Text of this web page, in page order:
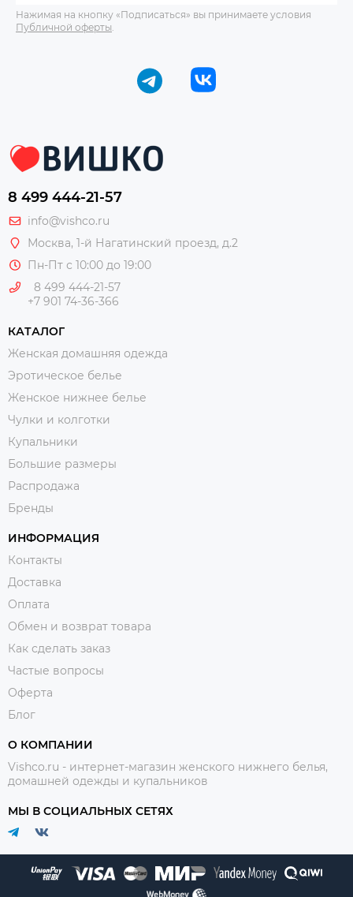
Нажимая на кнопку «Подписаться» вы принимаете условия
Публичной оферты
8 499 444-21-57
info@vishco.ru
Москва, 1-й Нагатинский проезд, д.2
Пн-Пт с 10:00 до 19:00
8 499 444-21-57
+7 901 74-36-366
КАТАЛОГ
Женская домашняя одежда
Эротическое белье
Женское нижнее белье
Чулки и колготки
Купальники
Большие размеры
Распродажа
Бренды
ИНФОРМАЦИЯ
Контакты
Доставка
Оплата
Обмен и возврат товара
Как сделать заказ
Частые вопросы
Оферта
Блог
О КОМПАНИИ
Vishco.ru - интернет-магазин женского нижнего белья,
домашней одежды и купальников
МЫ В СОЦИАЛЬНЫХ СЕТЯХ